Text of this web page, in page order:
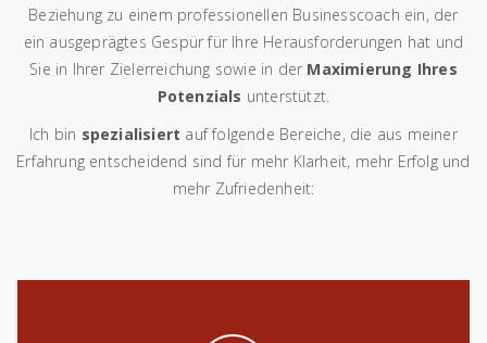
Beziehung zu einem professionellen Businesscoach ein, der
ein ausgeprägtes Gespür für Ihre Herausforderungen hat und
Sie in Ihrer Zielerreichung sowie in der Maximierung Ihres
Potenzials unterstützt.
Ich bin spezialisiert auf folgende Bereiche, die aus meiner
Erfahrung entscheidend sind für mehr Klarheit, mehr Erfolg und
mehr Zufriedenheit: